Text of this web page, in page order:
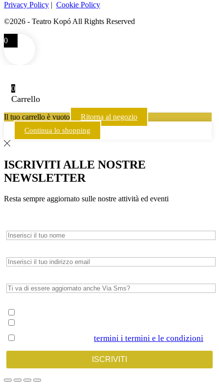
Privacy Policy | Cookie Policy
©2026 - Teatro Kopó All Rights Reserved
0
0
Carrello
Il tuo carrello è vuoto Ritorna al negozio
Continua lo shopping
ISCRIVITI ALLE NOSTRE
NEWSLETTER
Resta sempre aggiornato sulle nostre attività ed eventi
termini i termini e le condizioni